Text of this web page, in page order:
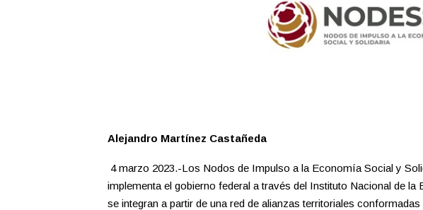
Alejandro Martínez Castañeda
4 marzo 2023.-Los Nodos de Impulso a la Economía Social y
implementa el gobierno federal a través del Instituto Nacional de
se integran a partir de una red de alianzas territoriales